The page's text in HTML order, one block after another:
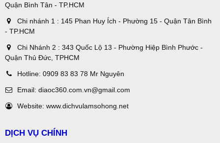
Quận Bình Tân - TP.HCM
Chi nhánh 1 : 145 Phan Huy Ích - Phường 15 - Quận Tân Bình
- TP.HCM
Chi Nhánh 2 : 343 Quốc Lộ 13 - Phường Hiệp Bình Phước -
Quận Thủ Đức, TPHCM
Hotline: 0909 83 83 78 Mr Nguyên
Email: diaoc360.com.vn@gmail.com
Website: www.dichvulamsohong.net
DỊCH VỤ CHÍNH